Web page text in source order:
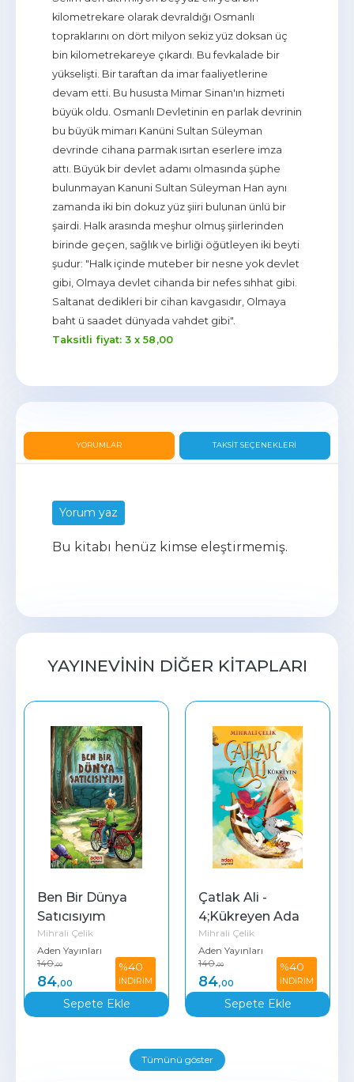
kilometrekare olarak devraldığı Osmanlı
topraklarını on dört milyon sekiz yüz doksan üç
bin kilometrekareye çıkardı. Bu fevkalade bir
yükselişti. Bir taraftan da imar faaliyetlerine
devam etti. Bu hususta Mimar Sinan'ın hizmeti
büyük oldu. Osmanlı Devletinin en parlak devrinin
bu büyük mimarı Kanüni Sultan Süleyman
devrinde cihana parmak ısırtan eserlere imza
attı. Büyük bir devlet adamı olmasında şüphe
bulunmayan Kanuni Sultan Süleyman Han aynı
zamanda iki bin dokuz yüz şiiri bulunan ünlü bir
şairdi. Halk arasında meşhur olmuş şiirlerinden
birinde geçen, sağlık ve birliği öğütleyen iki beyti
şudur: "Halk içinde muteber bir nesne yok devlet
gibi, Olmaya devlet cihanda bir nefes sıhhat gibi.
Saltanat dedikleri bir cihan kavgasıdır, Olmaya
baht ü saadet dünyada vahdet gibi".
Taksitli fiyat: 3 x 58 ,00
YORUMLAR TAKSIT SEÇENEKLERI
Yorum yaz
Bu kitabı henüz kimse eleştirmemiş.
YAYINEVININ DIĞER KITAPLARI
Sepete Ekle
Ben Bir Dünya
Satıcısıyım
Mihrali Çelik
Aden Yayınları
%40
İNDİRİM
140,00
84,00
Sepete Ekle
Çatlak Ali -
4;Kükreyen Ada
Mihrali Çelik
Aden Yayınları
%40
İNDİRİM
140,00
84,00
Tümünü göster